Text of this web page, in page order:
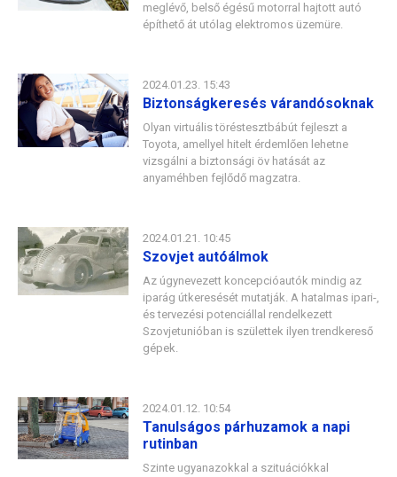
meglévő, belső égésű motorral hajtott autó
építhető át utólag elektromos üzemüre.
2024.01.23. 15:43
Biztonságkeresés várandósoknak
Olyan virtuális töréstesztbábút fejleszt a
Toyota, amellyel hitelt érdemlően lehetne
vizsgálni a biztonsági öv hatását az
anyaméhben fejlődő magzatra.
2024.01.21. 10:45
Szovjet autóálmok
Az úgynevezett koncepcióautók mindig az
iparág útkeresését mutatják. A hatalmas ipari-,
és tervezési potenciállal rendelkezett
Szovjetunióban is születtek ilyen trendkereső
gépek.
2024.01.12. 10:54
Tanulságos párhuzamok a napi
rutinban
Szinte ugyanazokkal a szituációkkal